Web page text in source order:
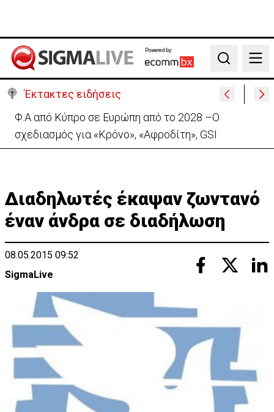
Powered by:
Search
Έκτακτες ειδήσεις
Πέθανε στα 74 του χρόνια ο ηθοποιός Νίκος
Καλογερόπουλος
Διαδηλωτές έκαψαν ζωντανό
έναν άνδρα σε διαδήλωση
08.05.2015 09:52
SigmaLive